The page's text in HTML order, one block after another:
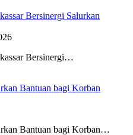
Bersinergi Salurkan
Bersinergi…
Bantuan bagi Korban
Bantuan bagi Korban…